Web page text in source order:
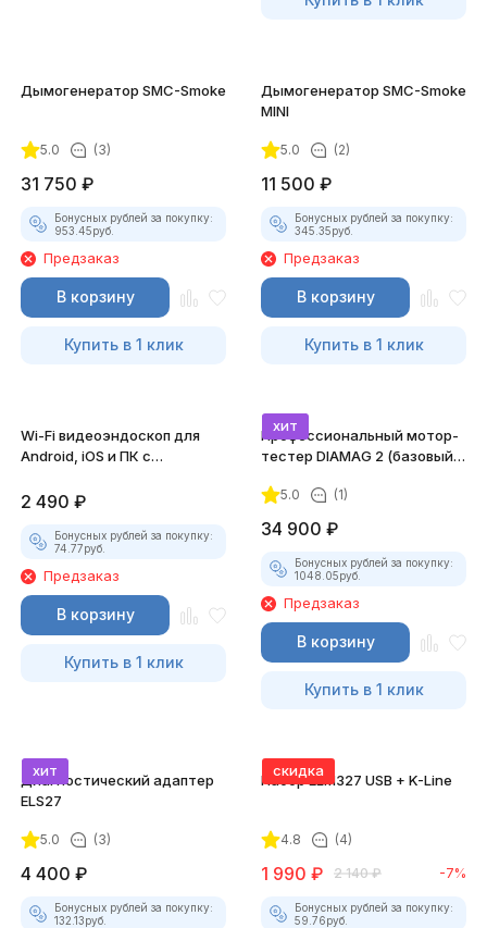
Дымогенератор SMC-Smoke
5.0 (3)
31 750 ₽
Бонусных рублей за покупку:
953.45руб.
Предзаказ
В корзину
Купить в 1 клик
Дымогенератор SMC-Smoke
MINI
5.0 (2)
11 500 ₽
Бонусных рублей за покупку:
345.35руб.
Предзаказ
В корзину
Купить в 1 клик
Wi-Fi видеоэндоскоп для
Android, iOS и ПК с
2 490 ₽
Бонусных рублей за покупку:
74.77руб.
Предзаказ
В корзину
Купить в 1 клик
хит
Профессиональный мотор-
тестер DIAMAG 2 (базовый
5.0 (1)
34 900 ₽
Бонусных рублей за покупку:
1048.05руб.
Предзаказ
В корзину
Купить в 1 клик
хит
Диагностический адаптер
ELS27
5.0 (3)
4 400 ₽
Бонусных рублей за покупку:
132.13руб.
скидка
Набор ELM327 USB + K-Line
4.8 (4)
1 990 ₽ 2 140 ₽ -7%
Бонусных рублей за покупку:
59.76руб.